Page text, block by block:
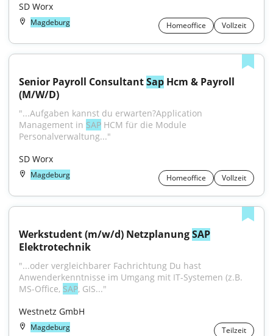
SD Worx
Magdeburg Homeoffice Vollzeit
Senior Payroll Consultant Sap Hcm & Payroll
(M/W/D)
"...Aufgaben kannst du erwarten?Application
Management in SAP HCM für die Module
Personalverwaltung..."
SD Worx
Magdeburg Homeoffice Vollzeit
Werkstudent (m/w/d) Netzplanung SAP
Elektrotechnik
"...oder vergleichbarer Fachrichtung Du hast
Anwenderkenntnisse im Umgang mit IT-Systemen (z.B.
MS-Office, SAP, GIS..."
Westnetz GmbH
Magdeburg Teilzeit